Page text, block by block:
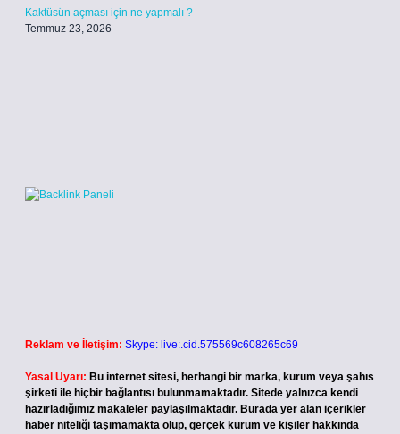
Kaktüsün açması için ne yapmalı ?
Temmuz 23, 2026
Reklam ve İletişim: Skype: live:.cid.575569c608265c69
Yasal Uyarı: Bu internet sitesi, herhangi bir marka, kurum veya şahıs
şirketi ile hiçbir bağlantısı bulunmamaktadır. Sitede yalnızca kendi
hazırladığımız makaleler paylaşılmaktadır. Burada yer alan içerikler
haber niteliği taşımamakta olup, gerçek kurum ve kişiler hakkında